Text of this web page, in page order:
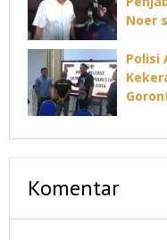
Noer
Polisi
Komentar